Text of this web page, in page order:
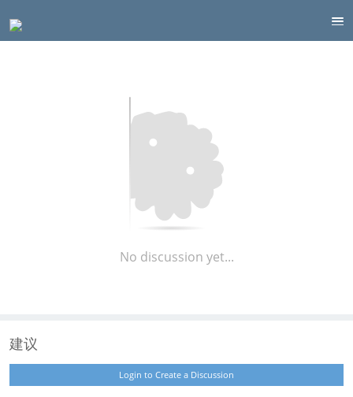
No discussion yet...
建议
Login to Create a Discussion